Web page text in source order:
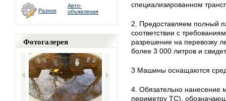
Разное
Авто-
объявления
Фотогалерея
специализированном
2. Предоставляем полный
соответствии с
разрешение на перевозку
более 3 000 литров и
3 Машины оснащаются
4. Обязательно нанесение
периметру ТС),